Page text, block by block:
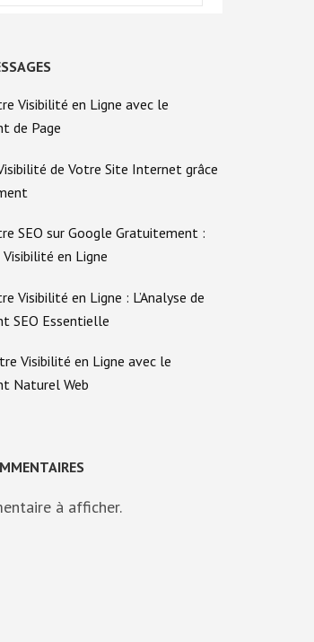
Visibilité en Ligne avec le
de Page
de Votre Site Internet grâce
SEO sur Google Gratuitement :
en Ligne
Visibilité en Ligne : L’Analyse de
SEO Essentielle
Visibilité en Ligne avec le
Naturel Web
à afficher.